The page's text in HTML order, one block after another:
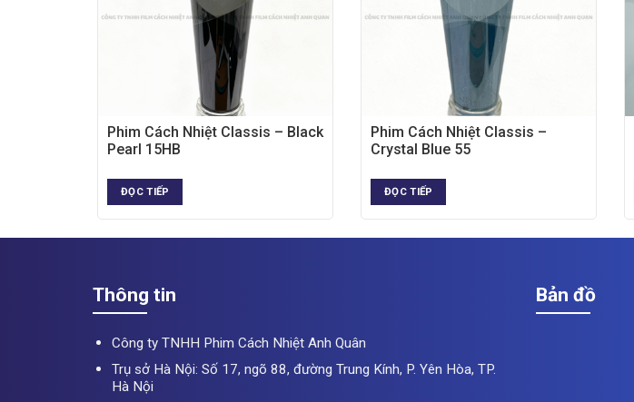
Phim Cách Nhiệt Classis – Black
Pearl 15HB
ĐỌC TIẾP
Phim Cách Nhiệt Classis –
Crystal Blue 55
ĐỌC TIẾP
Thông tin
Công ty TNHH Phim Cách Nhiệt Anh Quân
Trụ sở Hà Nội: Số 17, ngõ 88, đường Trung Kính, P. Yên Hòa, TP.
Hà Nội
Bản đồ